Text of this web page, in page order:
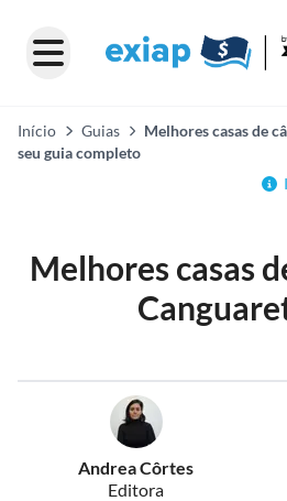
Início Guias
Melhores casas de
seu guia completo
Melhores casas
Andrea Côrtes
Editora